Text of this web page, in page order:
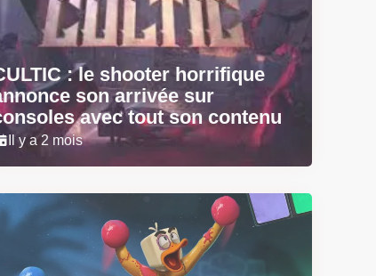
: le shooter horrifique
son arrivée sur
avec tout son contenu
Il y a 2 mois